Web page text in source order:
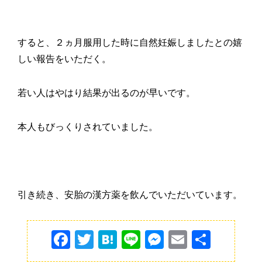
すると、２ヵ月服用した時に自然妊娠しましたとの嬉
しい報告をいただく。
若い人はやはり結果が出るのが早いです。
本人もびっくりされていました。
引き続き、安胎の漢方薬を飲んでいただいています。
F
a
T
w
H
at
Li
n
M
e
E
m 有